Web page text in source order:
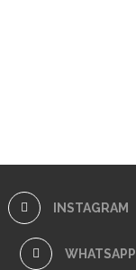
INSTAGRAM
WHATSAPP